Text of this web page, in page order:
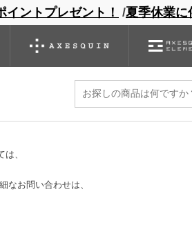
ントプレゼント！ /夏季休業に
商品一覧 ブランドサイト
グローブ シノギング アウトレ
、
お問い合わせは、